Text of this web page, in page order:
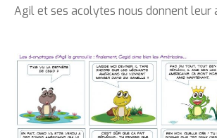
Agil et ses acolytes nous donnent leur